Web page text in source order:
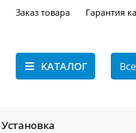
Заказ товара Гарантия
КАТАЛОГ
Установка